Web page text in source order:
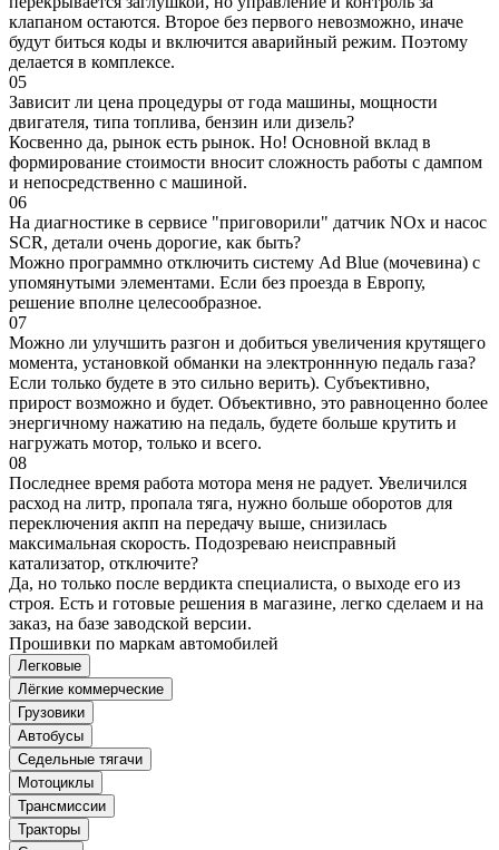
клапаном остаются. Второе без первого невозможно, иначе
будут биться коды и включится аварийный режим. Поэтому
делается в комплексе.
05
Зависит ли цена процедуры от года машины, мощности
двигателя, типа топлива, бензин или дизель?
Косвенно да, рынок есть рынок. Но! Основной вклад в
формирование стоимости вносит сложность работы с дампом
и непосредственно с машиной.
06
На диагностике в сервисе "приговорили" датчик NOx и насос
SCR, детали очень дорогие, как быть?
Можно программно отключить систему Ad Blue (мочевина) с
упомянутыми элементами. Если без проезда в Европу,
решение вполне целесообразное.
07
Можно ли улучшить разгон и добиться увеличения крутящего
момента, установкой обманки на электроннную педаль газа?
Если только будете в это сильно верить). Субъективно,
прирост возможно и будет. Объективно, это равноценно более
энергичному нажатию на педаль, будете больше крутить и
нагружать мотор, только и всего.
08
Последнее время работа мотора меня не радует. Увеличился
расход на литр, пропала тяга, нужно больше оборотов для
переключения акпп на передачу выше, снизилась
максимальная скорость. Подозреваю неисправный
катализатор, отключите?
Да, но только после вердикта специалиста, о выходе его из
строя. Есть и готовые решения в магазине, легко сделаем и на
заказ, на базе заводской версии.
Прошивки по маркам автомобилей
Легковые
Лёгкие коммерческие
Грузовики
Автобусы
Седельные тягачи
Мотоциклы
Трансмиссии
Тракторы